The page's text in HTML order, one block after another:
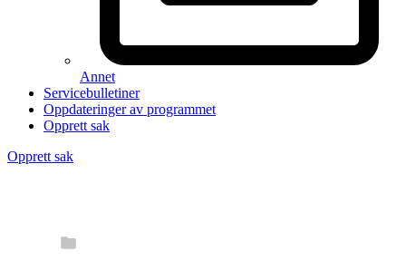
Annet
Servicebulletiner
Oppdateringer av programmet
Opprett sak
Opprett sak